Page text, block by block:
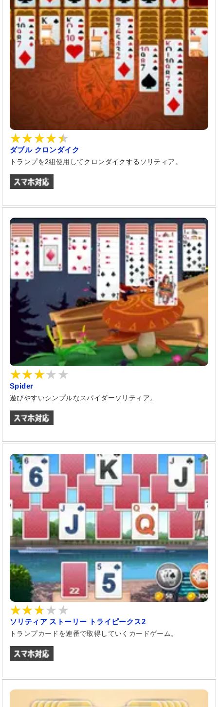
ダブル クロンダイク
トランプを2組使用してクロンダイクするソリティア。
Spider
遊びやすいシンプルなスパイダーソリティア。
ソリティア ストーリー トライピークス2
トランプカードを連番で取得していくカードゲーム。